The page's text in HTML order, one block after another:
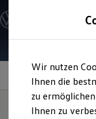
Hauptinhalt
springen
Footer
springen
Modelle und
Modelle
ENERGY
SUV und
Wir nutzen
Ihnen die
zu
Ihnen zu